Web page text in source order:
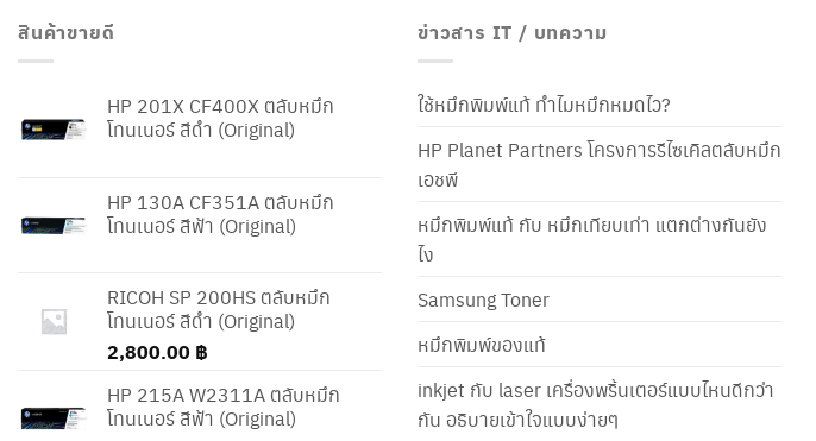
สินค้าขายดี
HP 201X CF400X ตลับหมึก
โทนเนอร์ สีดำ (Original)
HP 130A CF351A ตลับหมึก
โทนเนอร์ สีฟ้า (Original)
RICOH SP 200HS ตลับหมึก
โทนเนอร์ สีดำ (Original)
2,800.00 ฿
HP 215A W2311A ตลับหมึก
โทนเนอร์ สีฟ้า (Original)
ข่าวสาร IT / บทความ
ใช้หมึกพิมพ์แท้ ทำไมหมึกหมดไว?
HP Planet Partners โครงการรีไซเคิลตลับหมึก
เอชพี
หมึกพิมพ์แท้ กับ หมึกเทียบเท่า แตกต่างกันยัง
ไง
Samsung Toner
หมึกพิมพ์ของแท้
inkjet กับ laser เครื่องพริ้นเตอร์แบบไหนดีกว่า
กัน อธิบายเข้าใจแบบง่ายๆ